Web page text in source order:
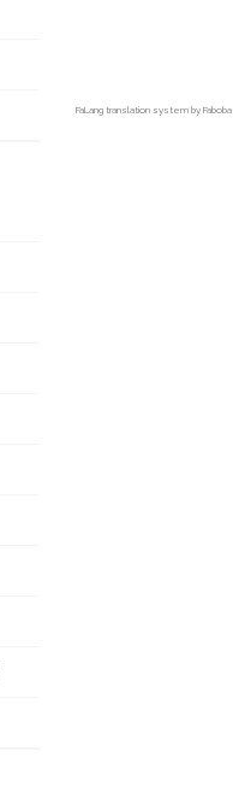
FaLang translation system by Faboba